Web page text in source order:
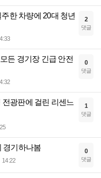
한 차량에 20대 청년
2
댓글
든 경기장 긴급 안전
0
댓글
광판에 걸린 리센느
1
댓글
경기하나봄
14:22
0
댓글